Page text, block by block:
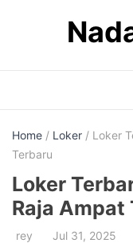
Home / Loker / Loker
Terbaru
Loker
Raja Ampat
rey Jul 31, 2025